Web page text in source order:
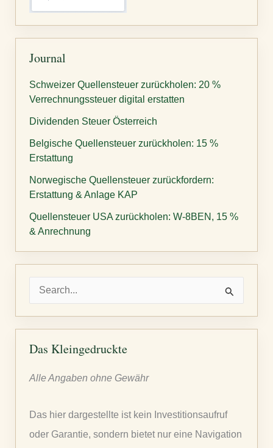
Journal
Schweizer Quellensteuer zurückholen: 20 %
Verrechnungssteuer digital erstatten
Dividenden Steuer Österreich
Belgische Quellensteuer zurückholen: 15 %
Erstattung
Norwegische Quellensteuer zurückfordern:
Erstattung & Anlage KAP
Quellensteuer USA zurückholen: W-8BEN, 15 %
& Anrechnung
h
n
Das Kleingedruckte
Alle Angaben ohne Gewähr
Das hier dargestellte ist kein Investitionsaufruf
oder Garantie, sondern bietet nur eine Navigation